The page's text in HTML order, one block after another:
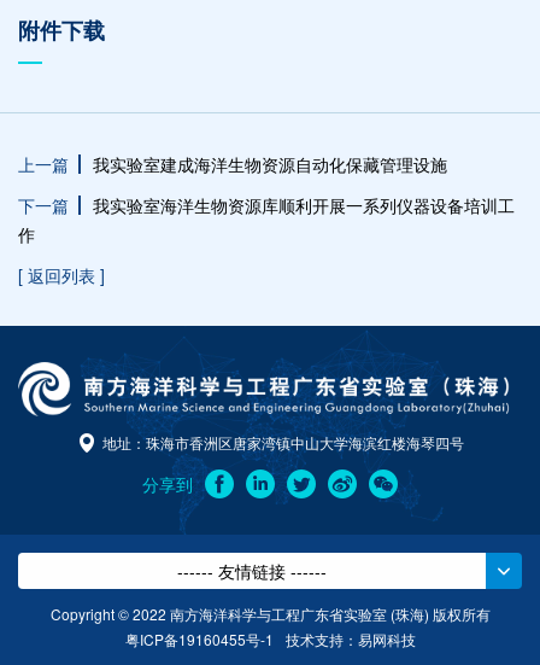
附件下载
上一篇
我实验室建成海洋生物资源自动化保藏管理设施
下一篇
我实验室海洋生物资源库顺利开展一系列仪器设备培训工
作
[ 返回列表 ]
地址：珠海市香洲区唐家湾镇中山大学海滨红楼海琴四号
分享到
------ 友情链接 ------
Copyright © 2022 南方海洋科学与工程广东省实验室 (珠海) 版权所有
粤ICP备19160455号-1
技术支持： 易网科技